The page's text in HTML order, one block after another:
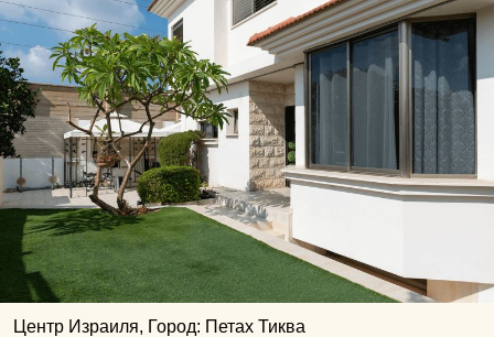
Центр Израиля, Город: Петах Тиква